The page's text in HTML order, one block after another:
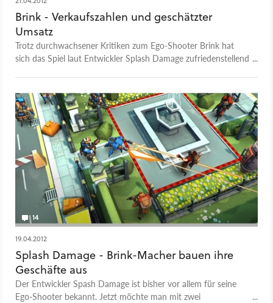
Brink - Verkaufszahlen und geschätzter
Umsatz
Trotz durchwachsener Kritiken zum Ego-Shooter Brink hat
sich das Spiel laut Entwickler Splash Damage zufriedenstellend
14
19.04.2012
Splash Damage - Brink-Macher bauen ihre
Geschäfte aus
Der Entwickler Spash Damage ist bisher vor allem für seine
Ego-Shooter bekannt. Jetzt möchte man mit zwei